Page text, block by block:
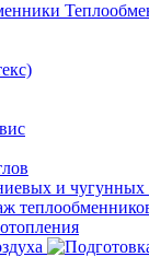
и чугунных